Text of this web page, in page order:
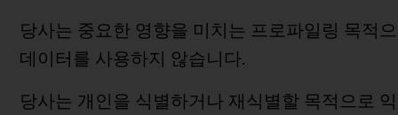
당사는 중요한 영향을 미치는 프로파일링 목적
데이터를 사용하지 않습니다.
당사는 개인을 식별하거나 재식별할 목적으로